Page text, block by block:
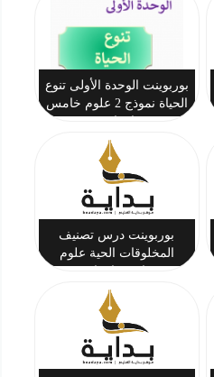
بوربوينت الوحدة الأولى تنوع
الحياة نموذج 2 علوم خامس
بوربوينت درس تصنيف
المخلوقات الحية علوم